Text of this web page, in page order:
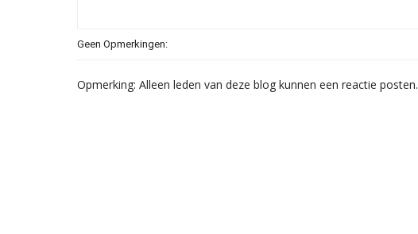
Geen Opmerkingen:
Opmerking: Alleen leden van deze blog kunnen een reactie posten.